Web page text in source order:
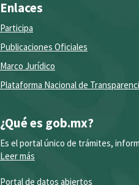
Enlaces
Participa
Publicaciones Oficiales
Marco Jurídico
Plataforma Nacional de
¿Qué es gob.mx?
Es el portal único de trámites,
Leer más
Portal de datos abiertos